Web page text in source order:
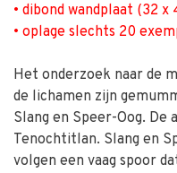
• dibond wandplaat (32
• oplage slechts 20
Het onderzoek naar de
de lichamen zijn
Slang en Speer-Oog. De
Tenochtitlan. Slang en
volgen een vaag spoor